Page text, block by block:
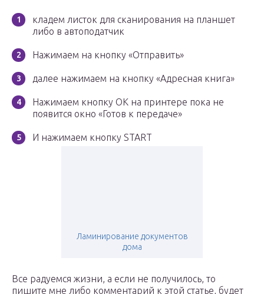
кладем листок для сканирования на планшет
либо в автоподатчик
Нажимаем на кнопку «Отправить»
далее нажимаем на кнопку «Адресная книга»
Нажимаем кнопку OK на принтере пока не
появится окно «Готов к передаче»
И нажимаем кнопку START
Ламинирование документов
дома
Все радуемся жизни, а если не получилось, то
пишите мне либо комментарий к этой статье, будет